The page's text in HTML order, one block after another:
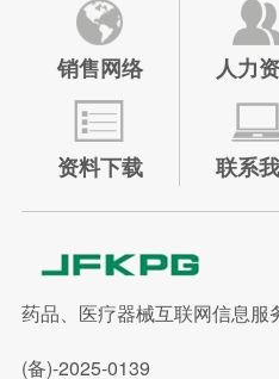
销售网络 人力
资料下载 联系
药品、医疗器械互联网信息服
(备)-2025-0139